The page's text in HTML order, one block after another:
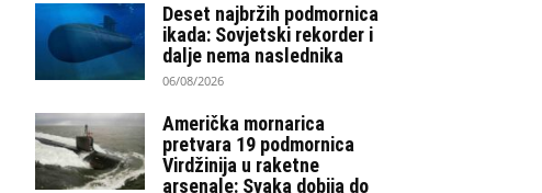
Deset najbržih podmornica
ikada: Sovjetski rekorder i
dalje nema naslednika
06/08/2026
Američka mornarica
pretvara 19 podmornica
Virdžinija u raketne
arsenale: Svaka dobija do